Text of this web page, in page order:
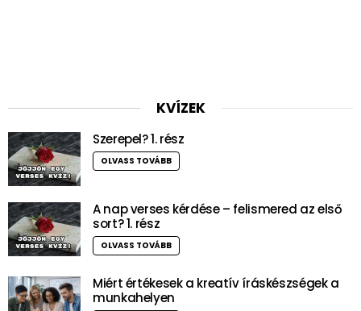
KVÍZEK
Szerepel? 1. rész
OLVASS TOVÁBB
A nap verses kérdése – felismered az első
sort? 1. rész
OLVASS TOVÁBB
Miért értékesek a kreatív íráskészségek a
munkahelyen